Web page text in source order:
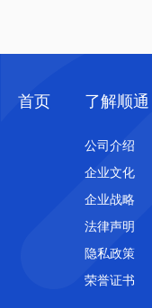
首页 了解顺通
公司介绍
企业文化
企业战略
法律声明
隐私政策
荣誉证书